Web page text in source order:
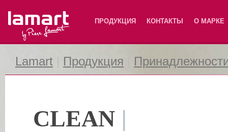
Lamart ПРОДУКЦИЯ КОНТАКТЫ О МАРКЕ
Lamart Продукция
CLEAN |